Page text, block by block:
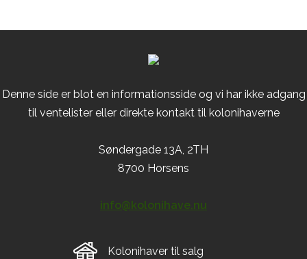
Denne side er blot en informationsside og vi har ikke adgang
til ventelister eller direkte kontakt til kolonihaverne
Søndergade 13A, 2TH
8700 Horsens
info@kolonihave.nu
Kolonihaver til salg